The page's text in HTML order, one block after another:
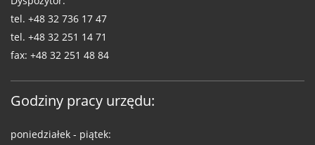
tel. +48 32 736 17 47
tel. +48 32 251 14 71
fax: +48 32 251 48 84
Godziny pracy urzędu:
poniedziałek - piątek: